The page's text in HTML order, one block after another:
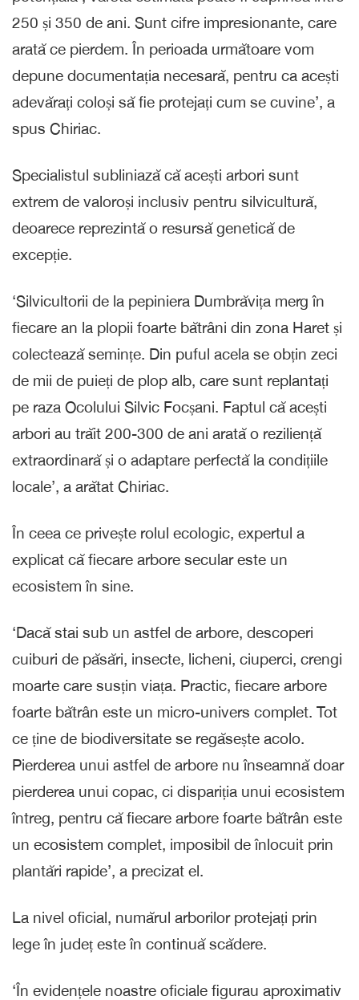
250 și 350 de ani. Sunt cifre impresionante, care
arată ce pierdem. În perioada următoare vom
depune documentația necesară, pentru ca acești
adevărați coloși să fie protejați cum se cuvine’, a
spus Chiriac.
Specialistul subliniază că acești arbori sunt
extrem de valoroși inclusiv pentru silvicultură,
deoarece reprezintă o resursă genetică de
excepție.
‘Silvicultorii de la pepiniera Dumbrăvița merg în
fiecare an la plopii foarte bătrâni din zona Haret și
colectează semințe. Din puful acela se obțin zeci
de mii de puieți de plop alb, care sunt replantați
pe raza Ocolului Silvic Focșani. Faptul că acești
arbori au trăit 200-300 de ani arată o reziliență
extraordinară și o adaptare perfectă la condițiile
locale’, a arătat Chiriac.
În ceea ce privește rolul ecologic, expertul a
explicat că fiecare arbore secular este un
ecosistem în sine.
‘Dacă stai sub un astfel de arbore, descoperi
cuiburi de păsări, insecte, licheni, ciuperci, crengi
moarte care susțin viața. Practic, fiecare arbore
foarte bătrân este un micro-univers complet. Tot
ce ține de biodiversitate se regăsește acolo.
Pierderea unui astfel de arbore nu înseamnă doar
pierderea unui copac, ci dispariția unui ecosistem
întreg, pentru că fiecare arbore foarte bătrân este
un ecosistem complet, imposibil de înlocuit prin
plantări rapide’, a precizat el.
La nivel oficial, numărul arborilor protejați prin
lege în județ este în continuă scădere.
‘În evidențele noastre oficiale figurau aproximativ